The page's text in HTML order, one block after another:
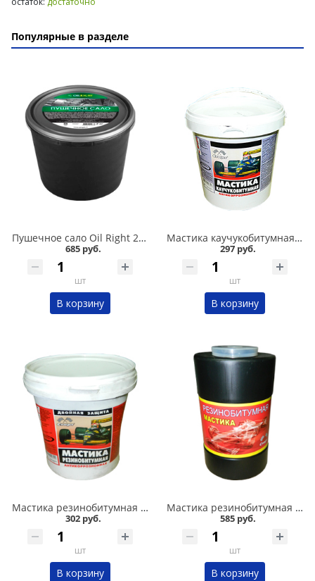
Популярные в разделе
Пушечное сало Oil Right 2 кг в Омске
685 руб.
шт
В корзину
Мастика каучукобитумная СТАРТ 1л в Омске
297 руб.
шт
В корзину
Мастика резинобитумная СТАРТ 1л в Омске
302 руб.
шт
В корзину
Мастика резинобитумная СТАРТ 1,8л в Омске
585 руб.
шт
В корзину